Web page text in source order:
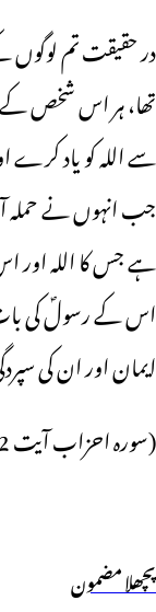
در حقیقت تم لوگوں
تھا، ہر اس شخص کے
سے اللہ کو یاد
جب انہوں نے حملہ
ہے جس کا اللہ اور
اس کے رسولؐ کی
ایمان اور ان کی
(سورہ احزاب آیت 22 -21)
پچھلا مضمون